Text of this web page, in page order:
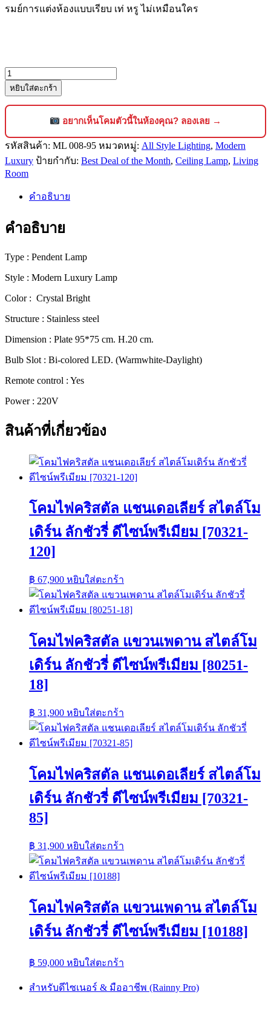
รมย์การแต่งห้องแบบเรียบ เท่ หรู ไม่เหมือนใคร
จำนวน
โคม
ไฟ
ติด
เพดาน
สไตล์
โม
เดิร์น
ชัว
ดีไซน์
[008-
95]
หยิบใส่ตะกร้า
อยากเห็นโคมตัวนี้ในห้องคุณ? ลองเลย →
รหัสสินค้า: ML 008-95 หมวดหมู่: All Style Lighting, Modern
Luxury ป้ายกำกับ: Best Deal of the Month, Ceiling Lamp, Living
Room
คำอธิบาย
คำอธิบาย
Type : Pendent Lamp
Style : Modern Luxury Lamp
Color : Crystal Bright
Structure : Stainless steel
Dimension : Plate 95*75 cm. H.20 cm.
Bulb Slot : Bi-colored LED. (Warmwhite-Daylight)
Remote control : Yes
Power : 220V
สินค้าที่เกี่ยวข้อง
โคมไฟคริสตัล แชนเดอเลียร์ สไตล์โม
เดิร์น ลักชัวรี่ ดีไซน์พรีเมียม [70321-
120]
฿ 67,900 หยิบใส่ตะกร้า
โคมไฟคริสตัล แขวนเพดาน สไตล์โม
เดิร์น ลักชัวรี่ ดีไซน์พรีเมียม [80251-
18]
฿ 31,900 หยิบใส่ตะกร้า
โคมไฟคริสตัล แชนเดอเลียร์ สไตล์โม
เดิร์น ลักชัวรี่ ดีไซน์พรีเมียม [70321-
85]
฿ 31,900 หยิบใส่ตะกร้า
โคมไฟคริสตัล แขวนเพดาน สไตล์โม
เดิร์น ลักชัวรี่ ดีไซน์พรีเมียม [10188]
฿ 59,000 หยิบใส่ตะกร้า
สำหรับดีไซเนอร์ & มืออาชีพ (Rainny Pro)